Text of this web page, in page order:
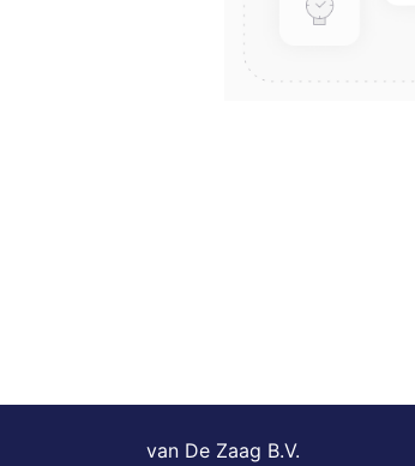
van De Zaag B.V.